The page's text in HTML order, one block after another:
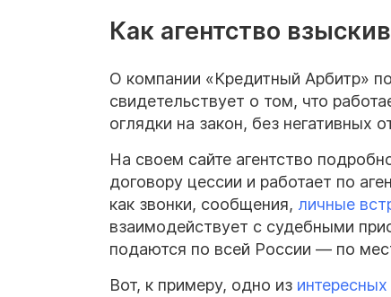
Как агентство
О компании «Кредитный Арбитр»
свидетельствует о том, что
оглядки на закон, без негативных
На своем сайте агентство
договору цессии и работает по
как звонки, сообщения, личные
взаимодействует с судебными
подаются по всей России — по
Вот, к примеру, одно из